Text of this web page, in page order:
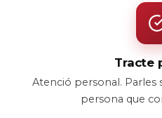
Tracte
Atenció personal.
persona que